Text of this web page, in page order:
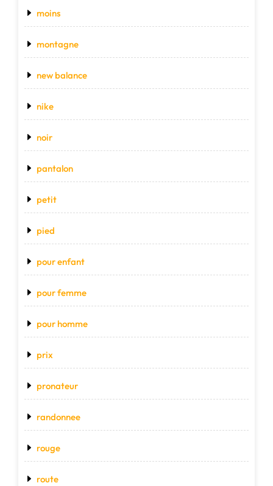
moins
montagne
new balance
nike
noir
pantalon
petit
pied
pour enfant
pour femme
pour homme
prix
pronateur
randonnee
rouge
route